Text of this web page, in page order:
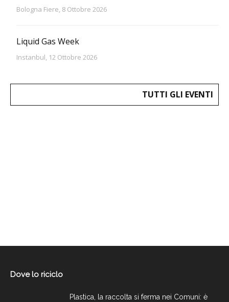
Bologna Fiere, 8 Ottobre 2026
Liquid Gas Week
Instanbul, 12 Ottobre 2026
TUTTI GLI EVENTI
Dove lo riciclo
Plastica, la raccolta si ferma nei Comuni: è